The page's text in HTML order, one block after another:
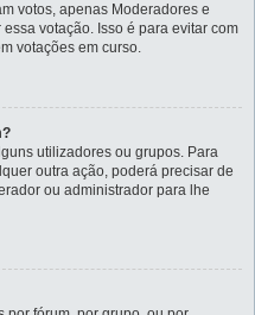
votos, apenas Moderadores e
votação. Isso é para evitar com
votações em curso.
utilizadores ou grupos. Para
outra ação, poderá precisar de
ou administrador para lhe